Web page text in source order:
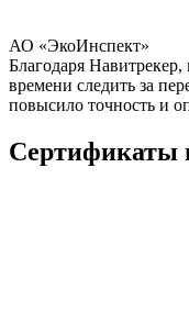
АО «ЭкоИнспект»
Благодаря
времени следить за
повысило точность и
Сертификаты